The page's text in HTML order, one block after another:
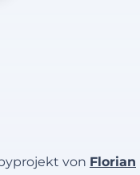
von Florian